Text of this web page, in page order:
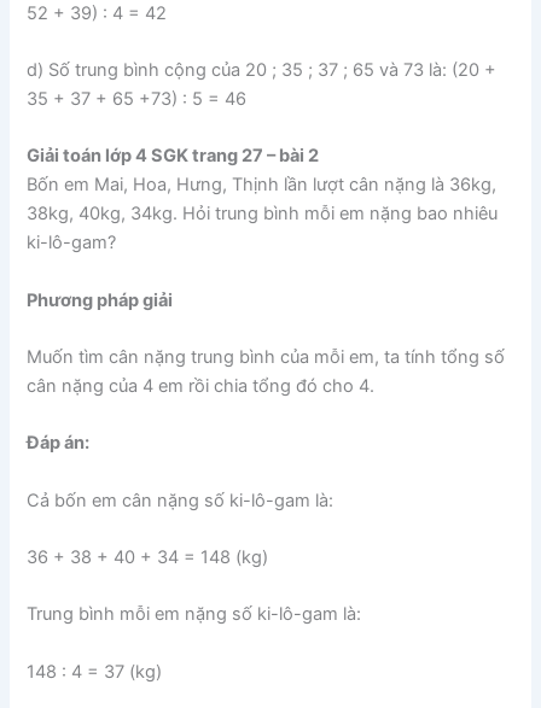
52 + 39) : 4 = 42
d) Số trung bình cộng của 20 ; 35 ; 37 ; 65 và 73 là: (20 +
35 + 37 + 65 +73) : 5 = 46
Giải toán lớp 4 SGK trang 27 – bài 2
Bốn em Mai, Hoa, Hưng, Thịnh lần lượt cân nặng là 36kg,
38kg, 40kg, 34kg. Hỏi trung bình mỗi em nặng bao nhiêu
ki-lô-gam?
Phương pháp giải
Muốn tìm cân nặng trung bình của mỗi em, ta tính tổng số
cân nặng của 4 em rồi chia tổng đó cho 4.
Đáp án:
Cả bốn em cân nặng số ki-lô-gam là:
36 + 38 + 40 + 34 = 148 (kg)
Trung bình mỗi em nặng số ki-lô-gam là:
148 : 4 = 37 (kg)